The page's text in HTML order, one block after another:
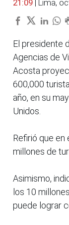
21:09 | Lima,
El presidente
Agencias de
Acosta
600,000
año, en su
Unidos.
Refirió que en
millones de
Asimismo,
los 10
puede lograr